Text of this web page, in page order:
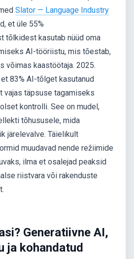
Slator — Language Industry
et üle 55%
tõlkidest kasutab nüüd oma
AI-tööriistu, mis tõestab,
võimas kaastöötaja. 2025.
83% AI-tõlget kasutanud
vajas täpsuse tagamiseks
kontrolli. See on mudel,
tõhususele, mida
järelevalve. Täielikult
muudavad nende režiimide
ilma et osalejad peaksid
riistvara või rakenduste
Generatiivne AI,
ja kohandatud